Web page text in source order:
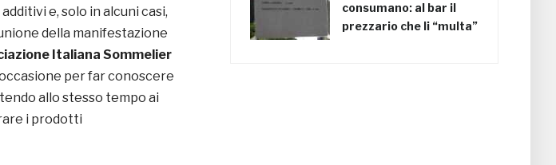
e, solo in alcuni casi,
della manifestazione
Italiana Sommelier
per far conoscere
allo stesso tempo ai
i prodotti
consumano: al bar il
prezzario che li “multa”